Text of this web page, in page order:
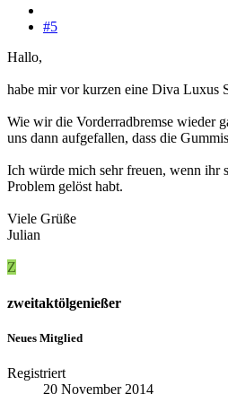
#5
Hallo,
habe mir vor kurzen eine Diva Luxus
Wie wir die Vorderradbremse wieder
uns dann aufgefallen, dass die
Ich würde mich sehr freuen, wenn ihr
Problem gelöst habt.
Viele Grüße
Julian
Z
zweitaktölgenießer
Neues Mitglied
Registriert
20 November 2014